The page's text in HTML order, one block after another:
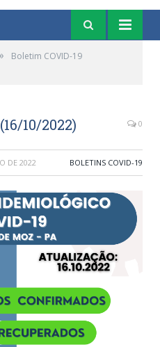
Boletim COVID-19
10/2022) 0
DE 2022 BOLETINS COVID-19